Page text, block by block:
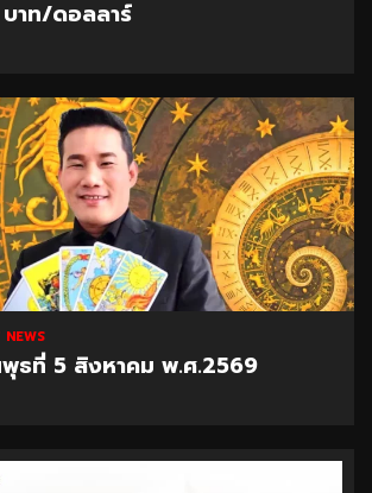
าท/ดอลลาร์
NEWS
พุธที่ 5 สิงหาคม พ.ศ.2569